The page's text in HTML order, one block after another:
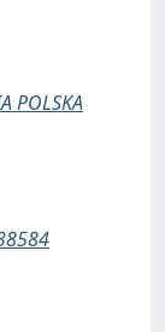
POLSKA